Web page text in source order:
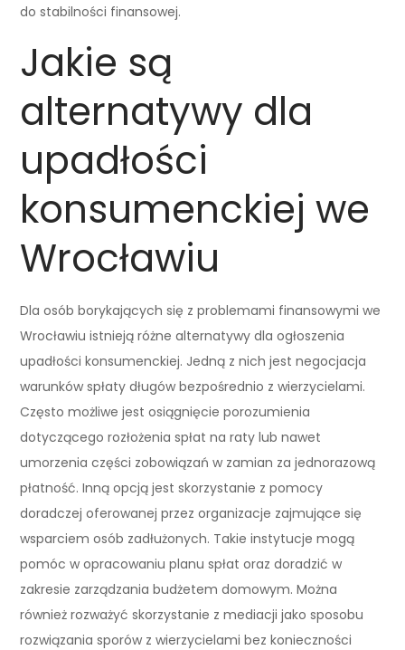
do stabilności finansowej.
Jakie są
alternatywy dla
upadłości
konsumenckiej we
Wrocławiu
Dla osób borykających się z problemami finansowymi we
Wrocławiu istnieją różne alternatywy dla ogłoszenia
upadłości konsumenckiej. Jedną z nich jest negocjacja
warunków spłaty długów bezpośrednio z wierzycielami.
Często możliwe jest osiągnięcie porozumienia
dotyczącego rozłożenia spłat na raty lub nawet
umorzenia części zobowiązań w zamian za jednorazową
płatność. Inną opcją jest skorzystanie z pomocy
doradczej oferowanej przez organizacje zajmujące się
wsparciem osób zadłużonych. Takie instytucje mogą
pomóc w opracowaniu planu spłat oraz doradzić w
zakresie zarządzania budżetem domowym. Można
również rozważyć skorzystanie z mediacji jako sposobu
rozwiązania sporów z wierzycielami bez konieczności